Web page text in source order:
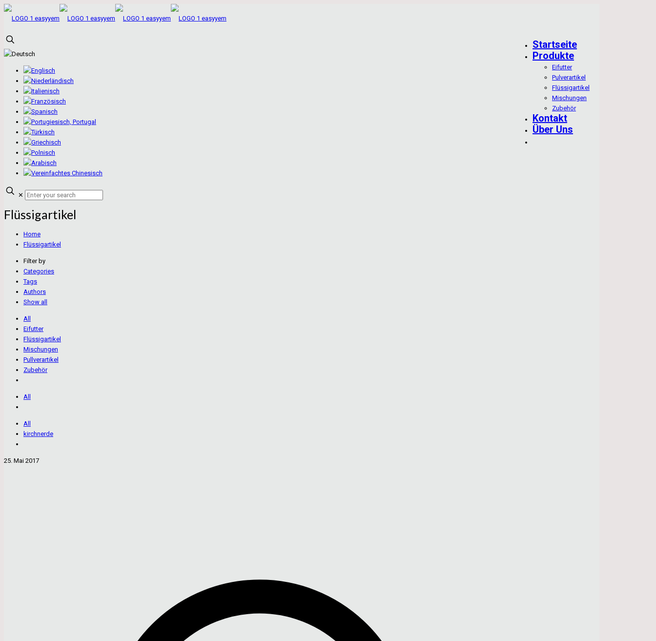
Startseite
Produkte
Eifutter
Pulverartikel
Flüssigartikel
Mischungen
Zubehör
Kontakt
Über Uns
✕
Flüssigartikel
Home
Flüssigartikel
Filter by
Categories
Tags
Authors
Show all
All
Eifutter
Flüssigartikel
Mischungen
Pullverartikel
Zubehör
All
All
kirchnerde
25. Mai 2017